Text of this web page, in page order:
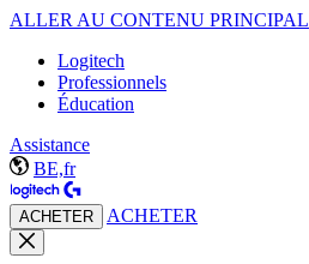
ALLER AU CONTENU PRINCIPAL
Logitech
Professionnels
Éducation
Assistance
BE,fr
ACHETER ACHETER